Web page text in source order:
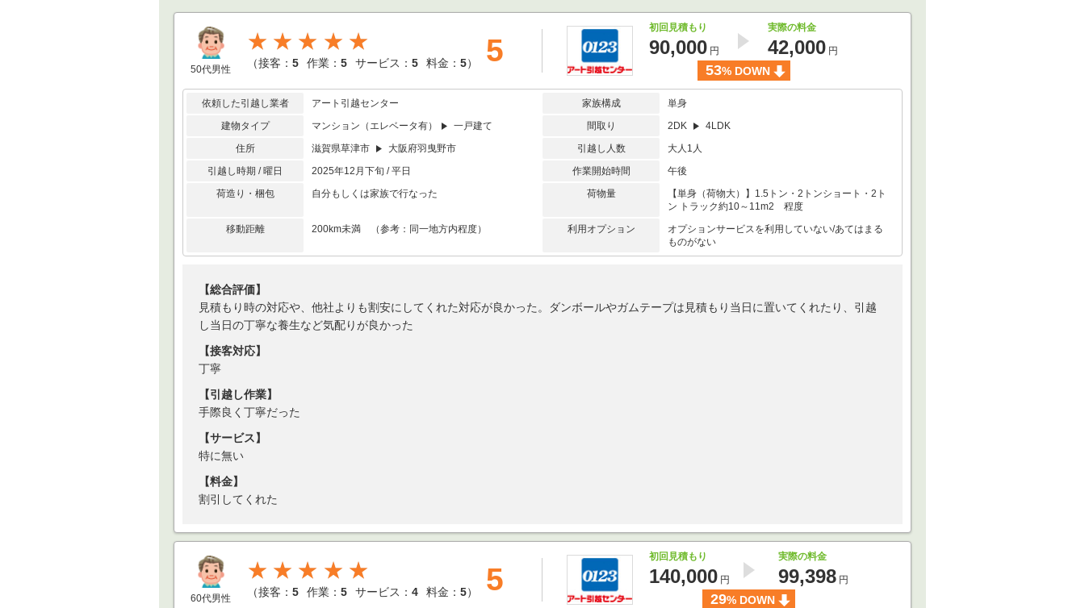
50代男性
★★★★★
（接客： 5 作業： 5 サービス： 5 料金： 5） 5
初回見積もり
90,000 円
実際の料金
42,000 円
53% DOWN
依頼した引越し業者 アート引越センター 家族構成
単身
建物タイプ
マンション（エレベータ有） 一戸建て 間取り 2DK
4LDK
住所
滋賀県草津市 大阪府羽曳野市 引越し人数
大人1人
引越し時期 / 曜日
2025年12月下旬 / 平日 作業開始時間
午後
荷造り・梱包
自分もしくは家族で行なった 荷物量
【単身（荷物大）】1.5トン・2トンショート・2ト
ン トラック約10～11m2 程度
移動距離
200km未満 （参考：同一地方内程度） 利用オプション
オプションサービスを利用していない/あてはまる
ものがない
【総合評価】
見積もり時の対応や、他社よりも割安にしてくれた対応が良かった。ダンボールやガムテープは見積もり当日に置いてくれたり、引越
し当日の丁寧な養生など気配りが良かった
【接客対応】
丁寧
【引越し作業】
手際良く丁寧だった
【サービス】
特に無い
【料金】
割引してくれた
60代男性
★★★★★
（接客： 5 作業： 5 サービス： 4 料金： 5） 5
初回見積もり
140,000 円
実際の料金
99,398 円
29% DOWN